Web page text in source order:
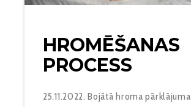
HROMĒŠANAS
PROCESS
25.11.2022. Bojātā hroma pārklājuma